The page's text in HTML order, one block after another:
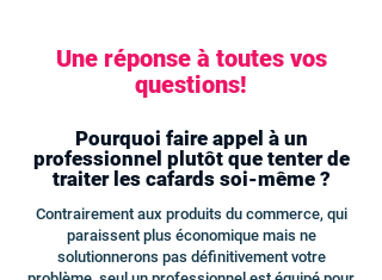
Une réponse à toutes vos
questions!
Pourquoi faire appel à un
professionnel plutôt que tenter de
traiter les cafards soi-même ?
Contrairement aux produits du commerce, qui
paraissent plus économique mais ne
solutionnerons pas définitivement votre